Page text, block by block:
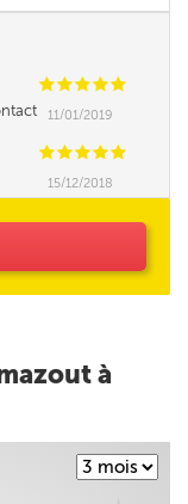
CCCCC
11/01/2019
CCCCC
15/12/2018
à